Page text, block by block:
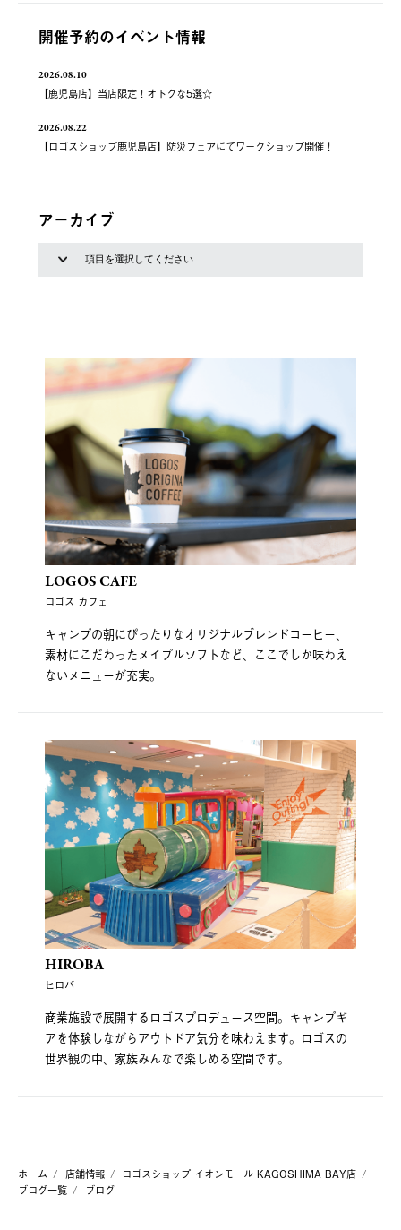
開催予約のイベント情報
2026.08.10
【鹿児島店】当店限定！オトクな5選☆
2026.08.22
【ロゴスショップ鹿児島店】防災フェアにてワークショップ開催！
アーカイブ
LOGOS CAFE
ロゴス カフェ
キャンプの朝にぴったりなオリジナルブレンドコーヒー、
素材にこだわったメイプルソフトなど、ここでしか味わえ
ないメニューが充実。
HIROBA
ヒロバ
商業施設で展開するロゴスプロデュース空間。キャンプギ
アを体験しながらアウトドア気分を味わえます。ロゴスの
世界観の中、家族みんなで楽しめる空間です。
ホーム 店舗情報
ロゴスショップ イオンモール KAGOSHIMA BAY店
ブログ一覧
ブログ